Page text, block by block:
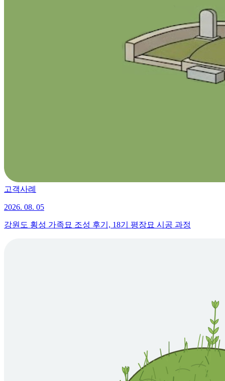
고객사례
2026. 08. 05
강원도 횡성 가족묘 조성 후기, 18기 평장묘 시공 과정